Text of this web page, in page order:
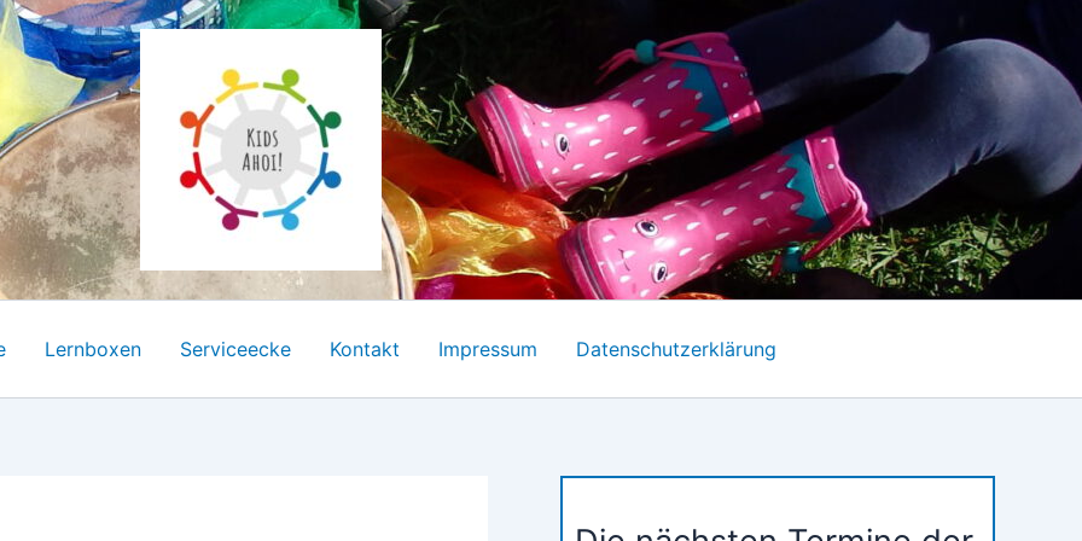
Lernboxen Serviceecke Kontakt Impressum Datenschutzerklärung